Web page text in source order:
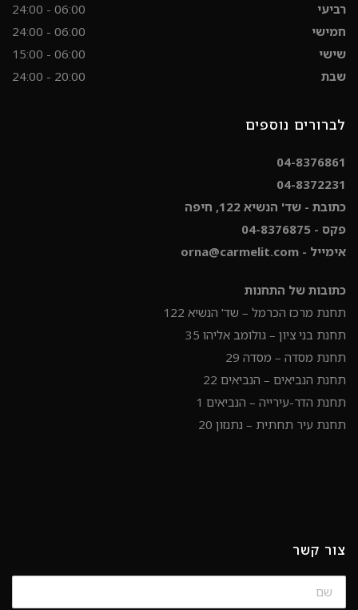
רביעי
06:00 - 24:00
חמישי
06:00 - 24:00
שישי
06:00 - 15:00
שבת
20:00 - 24:00
לברורים נוספים
04-8376861
04-8372231
כתובת - שד' הנשיא 122, חיפה
פקס - 04-8376875
אימייל - orna@carmelit.com
כתובות של התחנות
תחנת מרכז הכרמל – שד' הנשיא 122
תחנת בני ציון – גולומב אליהו 35
תחנת מסדה – מסדה 29
תחנת הנביאים – הנביאים 22
תחנת הדר-עירייה – הנביאים 1
תחנת עיר תחתית – נתנזון 20
צור קשר
שם